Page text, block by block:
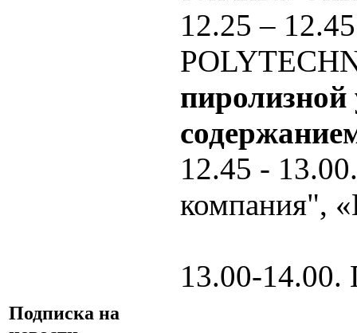
Подписка на
12.25 –
пиролизной
12.45 -
компания",
13.00-14.00.